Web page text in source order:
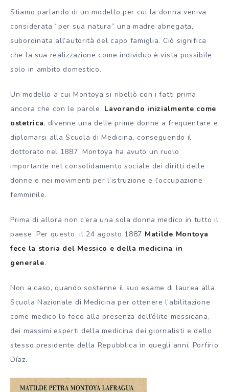
Stiamo parlando di un modello per cui la donna veniva
considerata “per sua natura” una madre abnegata,
subordinata all’autorità del capo famiglia. Ciò significa
che la sua realizzazione come individuo è vista possibile
solo in ambito domestico.
Un modello a cui Montoya si ribellò con i fatti prima
ancora che con le parole. Lavorando inizialmente come
ostetrica, divenne una delle prime donne a frequentare e
diplomarsi alla Scuola di Medicina, conseguendo il
dottorato nel 1887. Montoya ha avuto un ruolo
importante nel consolidamento sociale dei diritti delle
donne e nei movimenti per l’istruzione e l’occupazione
femminile.
Prima di allora non c’era una sola donna medico in tutto il
paese. Per questo, il 24 agosto 1887 Matilde Montoya
fece la storia del Messico e della medicina in
generale.
Non a caso, quando sostenne il suo esame di laurea alla
Scuola Nazionale di Medicina per ottenere l’abilitazione
come medico lo fece alla presenza dell’élite messicana,
dei massimi esperti della medicina dei giornalisti e dello
stesso presidente della Repubblica in quegli anni, Porfirio
Díaz.